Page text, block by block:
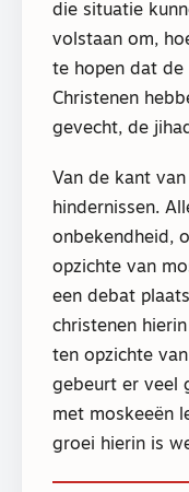
die situatie
volstaan om,
te hopen dat de
Christenen
gevecht, de
Van de kant
hindernissen.
onbekendheid,
opzichte van
een debat
christenen
ten opzichte
gebeurt er veel
met moskeeën
groei hierin is